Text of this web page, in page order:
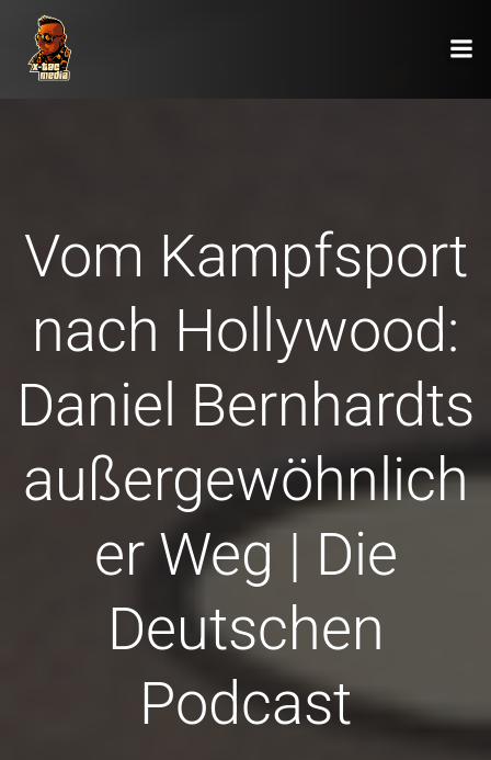
Vom Kampfsport
nach Hollywood:
Daniel Bernhardts
außergewöhnlich
er Weg | Die
Deutschen
Podcast